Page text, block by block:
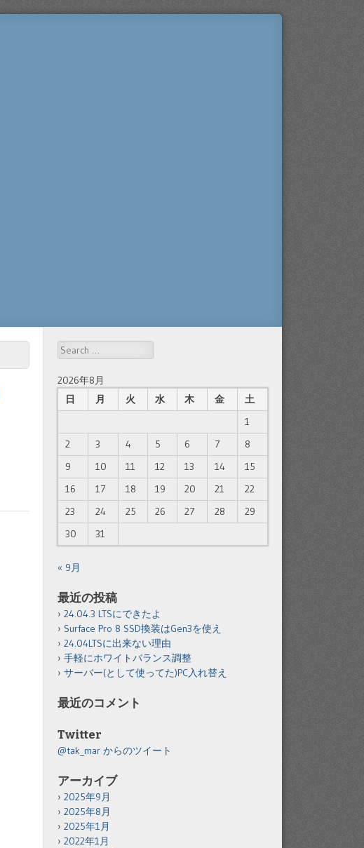
Search
2026年8月
日
月 火 水 木 金
土
1
2
3 4 5 6 7
8
9
10 11 12 13 14
15
16
17 18 19 20 21
22
23
24 25 26 27 28
29
30
31
« 9月
最近の投稿
24.04.3 LTSにできたよ
Surface Pro 8 SSD換装はGen3を使え
24.04LTSに出来ない理由
手軽にホワイトバランス調整
サーバー(として使ってた)PC入れ替え
最近のコメント
Twitter
@tak_mar からのツイート
アーカイブ
2025年9月
2025年8月
2025年1月
2022年1月